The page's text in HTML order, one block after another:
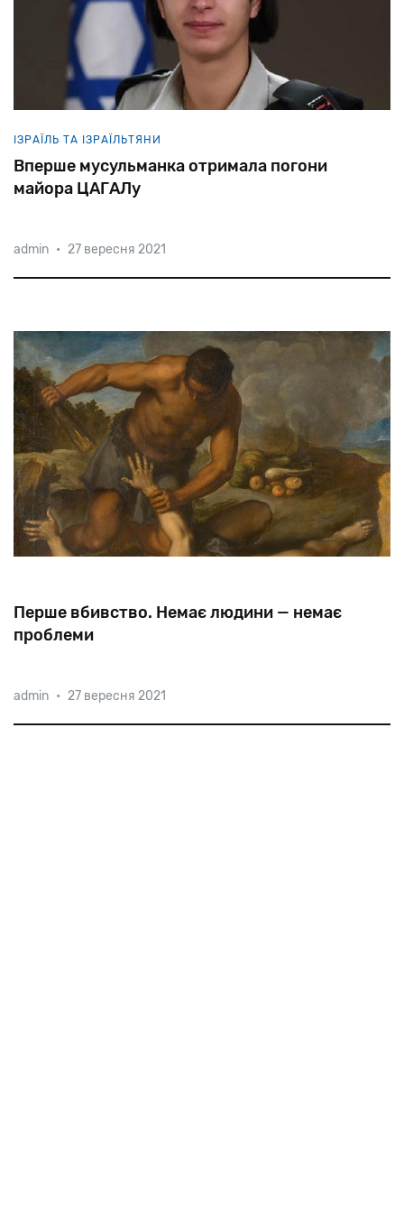
ІЗРАЇЛЬ ТА ІЗРАЇЛЬТЯНИ
Вперше мусульманка отримала погони
майора ЦАГАЛу
31-річна Елла Вавейа
першою арабкою-мусульманкою у званні майора
admin • 27 вересня 2021
Перше вбивство. Немає людини — немає
проблеми
Каїн убив Авеля і потім
дітям: «Діти, бережіть цей світ, за який віддав життя
admin • 27 вересня 2021